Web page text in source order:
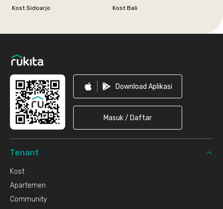
Kost Sidoarjo
Kost Bali
Download Aplikasi
Masuk / Daftar
Tenant
Kost
Apartemen
Community